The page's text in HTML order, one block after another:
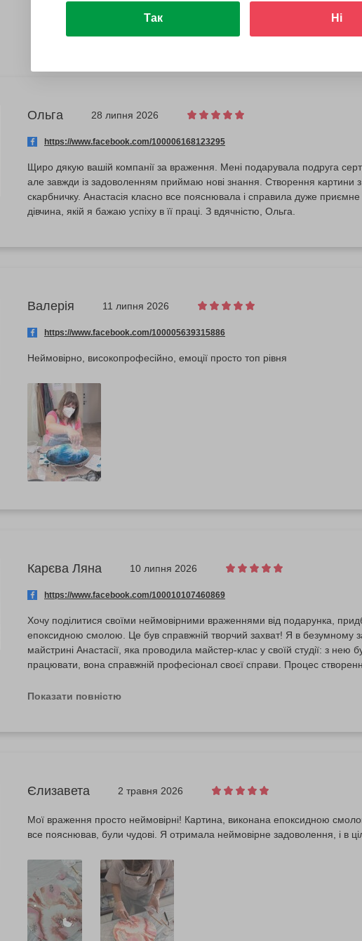
Ольга 28 липня 2026
https://www.facebook.com/100006168123295
Щиро дякую вашій компанії за враження. Мені подарувала подруга
але завжди із задоволенням приймаю нові знання. Створення картини
скарбничку. Анастасія класно все пояснювала і справила дуже
дівчина, якій я бажаю успіху в її праці. З вдячністю, Ольга.
Валерія 11 липня 2026
https://www.facebook.com/100005639315886
Неймовірно, високопрофесійно, емоції просто топ рівня
Карєва Ляна 10 липня 2026
https://www.facebook.com/100010107460869
Хочу поділитися своїми неймовірними враженнями від подарунка,
епоксидною смолою. Це був справжній творчий захват! Я в безумному
майстрині Анастасії, яка проводила майстер-клас у своїй студії: з
працювати, вона справжній професіонал своєї справи. Процес
Показати повністю
Єлизавета 2 травня 2026
Мої враження просто неймовірні! Картина, виконана епоксидною
все пояснював, були чудові. Я отримала неймовірне задоволення, і в
Так Ні